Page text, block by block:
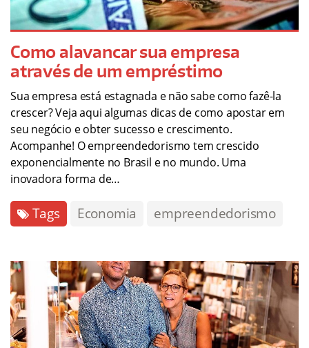
Como alavancar sua empresa
através de um empréstimo
Sua empresa está estagnada e não sabe como fazê-la
crescer? Veja aqui algumas dicas de como apostar em
seu negócio e obter sucesso e crescimento.
Acompanhe! O empreendedorismo tem crescido
exponencialmente no Brasil e no mundo. Uma
inovadora forma de…
Tags Economia empreendedorismo